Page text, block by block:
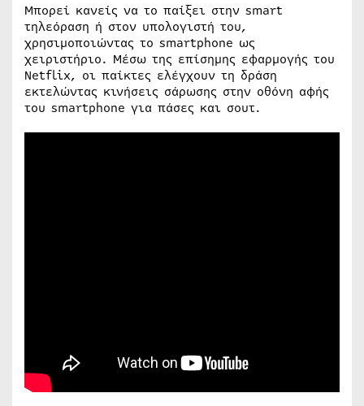
Μπορεί κανείς να το παίξει στην smart
τηλεόραση ή στον υπολογιστή του,
χρησιμοποιώντας το smartphone ως
χειριστήριο. Μέσω της επίσημης εφαρμογής του
Netflix, οι παίκτες ελέγχουν τη δράση
εκτελώντας κινήσεις σάρωσης στην οθόνη αφής
του smartphone για πάσες και σουτ.